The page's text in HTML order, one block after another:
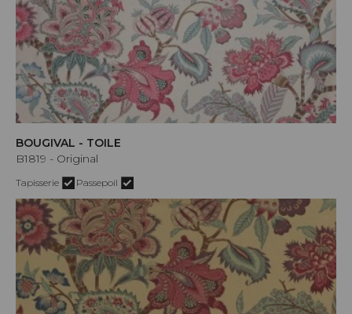
BOUGIVAL - TOILE
B1819 - Original
Tapisserie Passepoil